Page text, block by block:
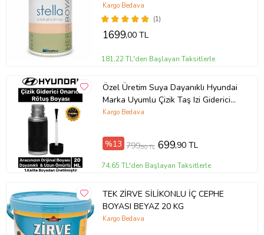
(1)
Kargo Bedava
1699,00 TL
181,22 TL'den Başlayan Taksitlerle
Özel Üretim Suya Dayanıklı Hyundai
Marka Uyumlu Çizik Taş Izi Giderici
Onarıcı 20ml Oto Rötuş Boyası
Kargo Bedava
%13 799,90 TL 699,90 TL
74,65 TL'den Başlayan Taksitlerle
TEK ZİRVE SİLİKONLU İÇ CEPHE
BOYASI BEYAZ 20 KG
Kargo Bedava